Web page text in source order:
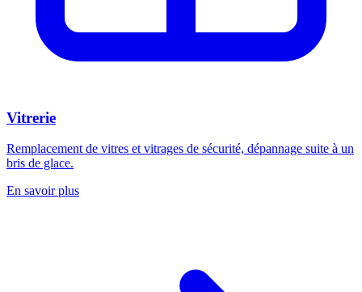
Vitrerie
Remplacement de vitres et vitrages de sécurité, dépannage suite à un
bris de glace.
En savoir plus